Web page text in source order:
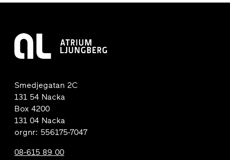
Smedjegatan 2C
131 54 Nacka
Box 4200
131 04 Nacka
orgnr: 556175-7047
08-615 89 00